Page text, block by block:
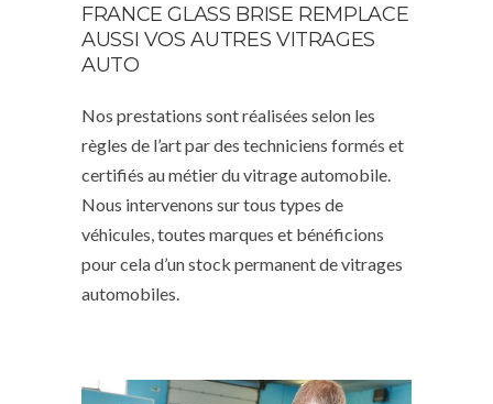
FRANCE GLASS BRISE REMPLACE
AUSSI VOS AUTRES VITRAGES
AUTO
Nos prestations sont réalisées selon les
règles de l’art par des techniciens formés et
certifiés au métier du vitrage automobile.
Nous intervenons sur tous types de
véhicules, toutes marques et bénéficions
pour cela d’un stock permanent de vitrages
automobiles.